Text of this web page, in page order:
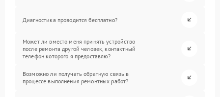
Диагностика проводится бесплатно?
Может ли вместо меня принять устройство
после ремонта другой человек, контактный
телефон которого я предоставлю?
Возможно ли получать обратную связь в
процессе выполнения ремонтных работ?